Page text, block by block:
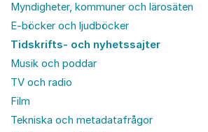
Myndigheter, kommuner och lärosäten
E-böcker och ljudböcker
Tidskrifts- och nyhetssajter
Musik och poddar
TV och radio
Film
Tekniska och metadatafrågor